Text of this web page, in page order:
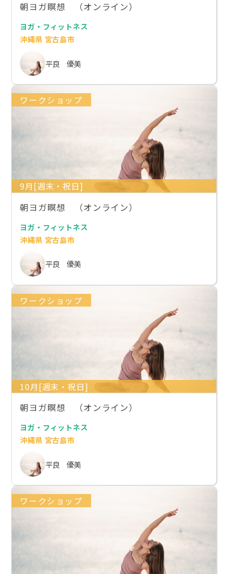
朝ヨガ瞑想 （オンライン）
ヨガ・フィットネス
沖縄県 宮古島市
平良 優美
ワークショップ
9月[週末・祝日]
朝ヨガ瞑想 （オンライン）
ヨガ・フィットネス
沖縄県 宮古島市
平良 優美
ワークショップ
10月[週末・祝日]
朝ヨガ瞑想 （オンライン）
ヨガ・フィットネス
沖縄県 宮古島市
平良 優美
ワークショップ